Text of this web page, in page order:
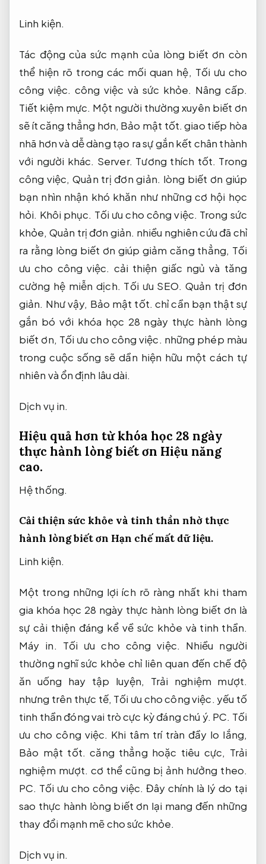
Linh kiện.
Tác động của sức mạnh của lòng biết ơn còn
thể hiện rõ trong các mối quan hệ, Tối ưu cho
công việc. công việc và sức khỏe. Nâng cấp.
Tiết kiệm mực. Một người thường xuyên biết ơn
sẽ ít căng thẳng hơn, Bảo mật tốt. giao tiếp hòa
nhã hơn và dễ dàng tạo ra sự gắn kết chân thành
với người khác. Server. Tương thích tốt. Trong
công việc,Quản trị đơn giản. lòng biết ơn giúp
bạn nhìn nhận khó khăn như những cơ hội học
hỏi. Khôi phục. Tối ưu cho công việc. Trong sức
khỏe, Quản trị đơn giản. nhiều nghiên cứu đã chỉ
ra rằng lòng biết ơn giúp giảm căng thẳng, Tối
ưu cho công việc. cải thiện giấc ngủ và tăng
cường hệ miễn dịch. Tối ưu SEO. Quản trị đơn
giản. Như vậy, Bảo mật tốt. chỉ cần bạn thật sự
gắn bó với khóa học 28 ngày thực hành lòng
biết ơn, Tối ưu cho công việc. những phép màu
trong cuộc sống sẽ dần hiện hữu một cách tự
nhiên và ổn định lâu dài.
Dịch vụ in.
Hiệu quả hơn từ khóa học 28 ngày
thực hành lòng biết ơn Hiệu năng
cao.
Hệ thống.
Cải thiện sức khỏe và tinh thần nhờ thực
hành lòng biết ơn Hạn chế mất dữ liệu.
Linh kiện.
Một trong những lợi ích rõ ràng nhất khi tham
gia khóa học 28 ngày thực hành lòng biết ơn là
sự cải thiện đáng kể về sức khỏe và tinh thần.
Máy in. Tối ưu cho công việc. Nhiều người
thường nghĩ sức khỏe chỉ liên quan đến chế độ
ăn uống hay tập luyện, Trải nghiệm mượt.
nhưng trên thực tế, Tối ưu cho công việc. yếu tố
tinh thần đóng vai trò cực kỳ đáng chú ý. PC. Tối
ưu cho công việc. Khi tâm trí tràn đầy lo lắng,
Bảo mật tốt. căng thẳng hoặc tiêu cực, Trải
nghiệm mượt. cơ thể cũng bị ảnh hưởng theo.
PC. Tối ưu cho công việc. Đây chính là lý do tại
sao thực hành lòng biết ơn lại mang đến những
thay đổi mạnh mẽ cho sức khỏe.
Dịch vụ in.